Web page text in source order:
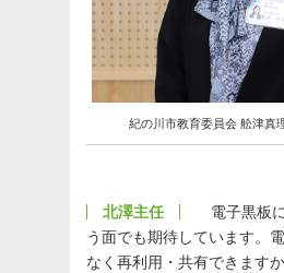
紀の川市教育委員会 舩津真
北澤主任
電子黒板
う面でも期待しています。
なく再利用・共有できます